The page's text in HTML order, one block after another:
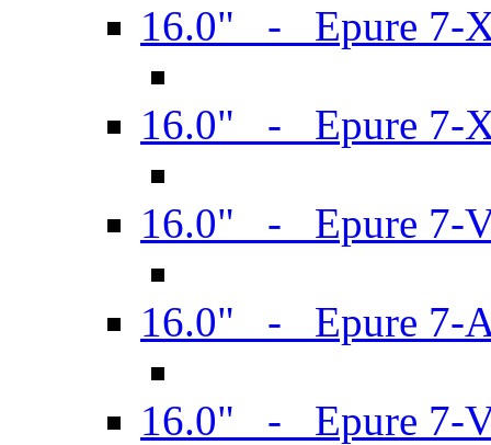
16.0" - Epure 7-
16.0" - Epure 7-
16.0" - Epure 7-
16.0" - Epure 7-
16.0" - Epure 7-